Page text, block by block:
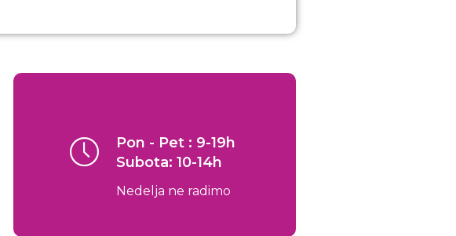
Pon - Pet : 9-19h
Subota: 10-14h
Nedelja ne radimo